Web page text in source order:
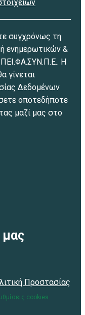
συγχρόνως τη
ενημερωτικών &
Η
γίνεται
Δεδομένων
οποτεδήποτε
μαζί μας στο
Προστασίας
cookies